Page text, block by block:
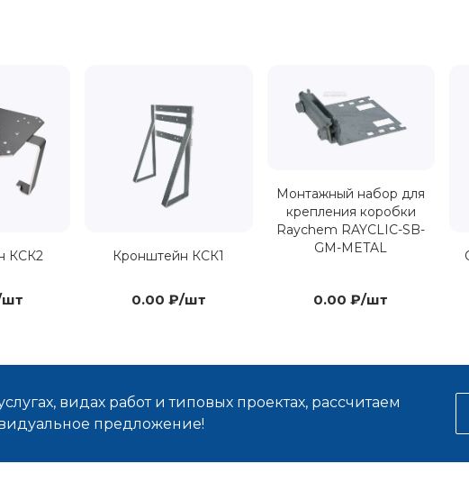
КСК2
шт
Кронштейн КСК1
0.00 ₽/шт
Монтажный набор для
крепления коробки
Raychem RAYCLIC-SB-
GM-METAL
0.00 ₽/шт
видах работ и типовых проектах, рассчитаем
предложение!